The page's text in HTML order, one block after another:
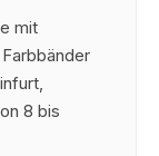
mit
8 bis